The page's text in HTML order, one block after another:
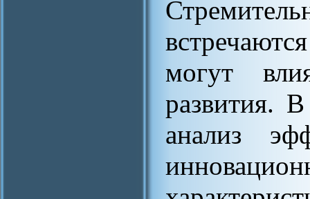
могут
развития.
анализ